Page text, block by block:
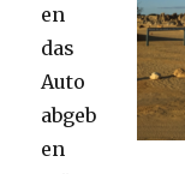
en
das
Auto
abgeb
en